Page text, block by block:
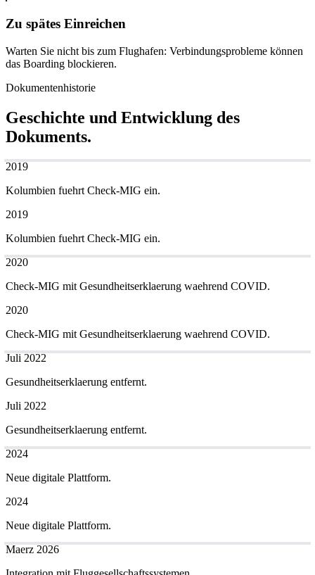
Zu spätes Einreichen
Warten Sie nicht bis zum Flughafen: Verbindungsprobleme können
das Boarding blockieren.
Dokumentenhistorie
Geschichte und Entwicklung des
Dokuments.
2019
Kolumbien fuehrt Check-MIG ein.
2019
Kolumbien fuehrt Check-MIG ein.
2020
Check-MIG mit Gesundheitserklaerung waehrend COVID.
2020
Check-MIG mit Gesundheitserklaerung waehrend COVID.
Juli 2022
Gesundheitserklaerung entfernt.
Juli 2022
Gesundheitserklaerung entfernt.
2024
Neue digitale Plattform.
2024
Neue digitale Plattform.
Maerz 2026